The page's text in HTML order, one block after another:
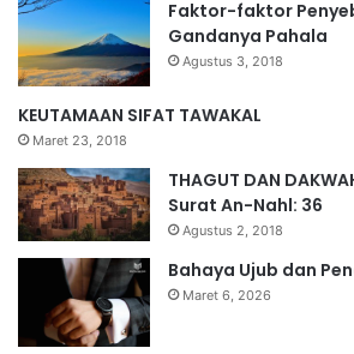
Faktor-faktor
Gandanya Pahala
Agustus 3, 2018
KEUTAMAAN SIFAT TAWAKAL
Maret 23, 2018
THAGUT DAN
Surat An-Nahl: 36
Agustus 2, 2018
Bahaya Ujub dan
Maret 6, 2026